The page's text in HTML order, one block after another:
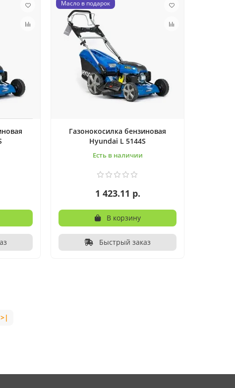
Масло в подарок
Газонокосилка бензиновая
Hyundai L 5144S
Есть в наличии
1 423.11 р.
В корзину
Быстрый заказ
>|